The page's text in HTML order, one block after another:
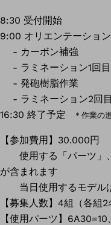
8:30 受付開始
9:00 オリエンテーション
- カーボン補強
- ラミネーション1回目
- 発砲樹脂作業
- ラミネーション2回目
16:30 終了予定 ＊作業の
【参加費用】30.000円
使用する「パーツ」、
が含まれます
当日使用するモデル
【募集人数】4組（各組2
【使用パーツ】